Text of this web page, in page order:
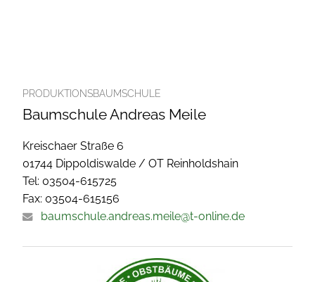
PRODUKTIONSBAUMSCHULE
Baumschule Andreas Meile
Kreischaer Straße 6
01744 Dippoldiswalde / OT Reinholdshain
Tel: 03504-615725
Fax: 03504-615156
baumschule.andreas.meile@t-online.de